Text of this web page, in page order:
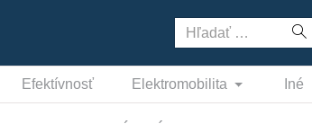
Hľadať:
Efektívnosť Elektromobilita Iné